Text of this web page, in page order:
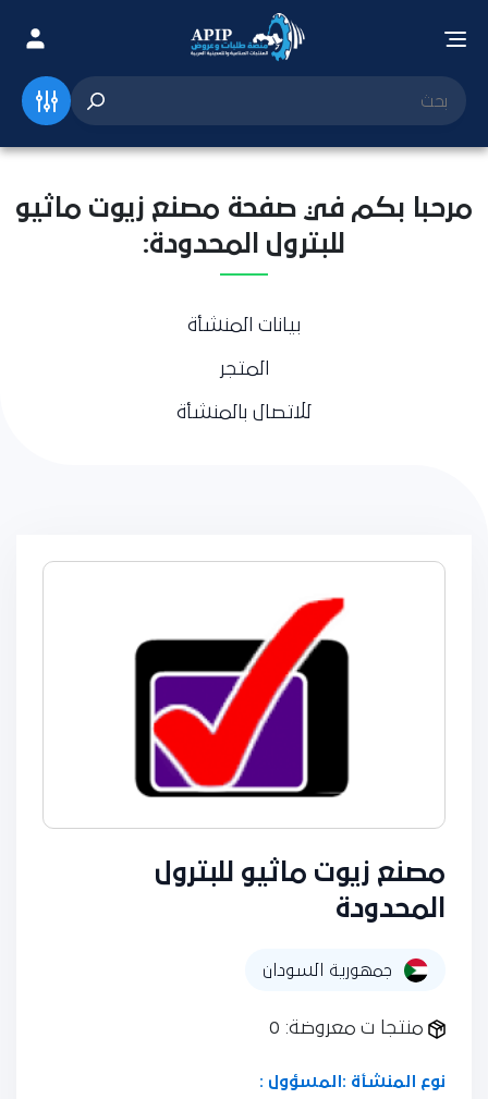
مرحبا بكم في صفحة مصنع زيوت ماثيو
للبترول المحدودة:
بيانات المنشأة
المتجر
للاتصال بالمنشأة
مصنع زيوت ماثيو للبترول
المحدودة
جمهورية السودان
منتجا ت معروضة: 0
نوع المنشأة : المسؤول :